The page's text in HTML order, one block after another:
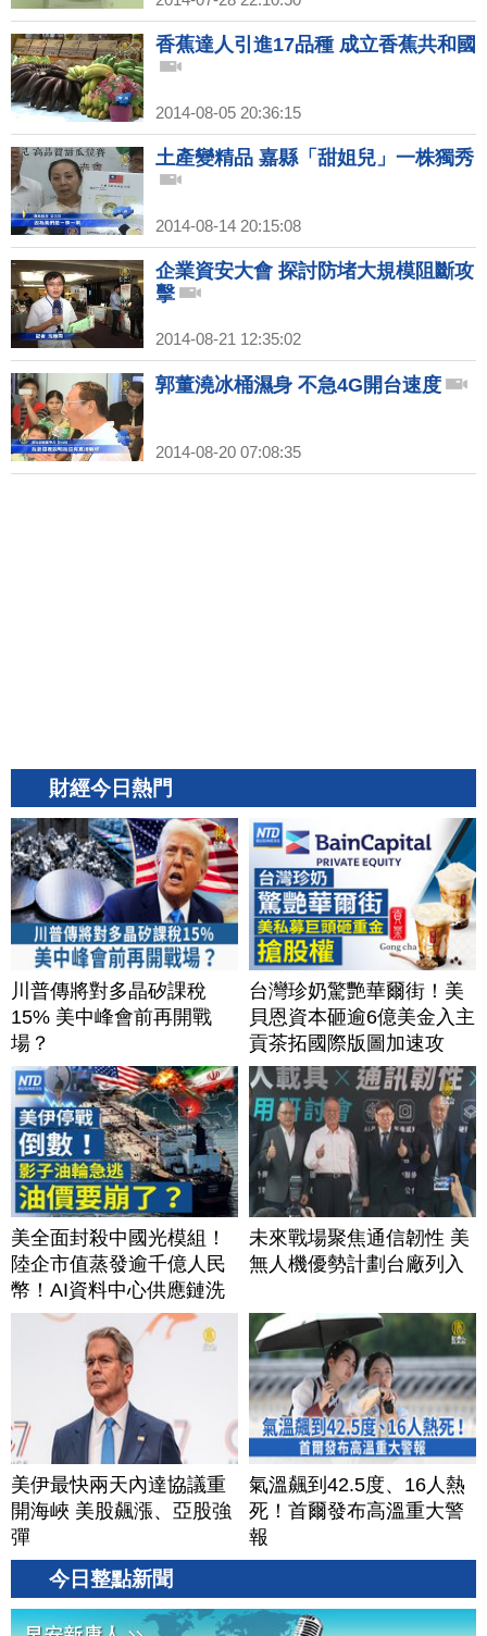
香蕉達人引進17品種 成立香蕉共和國
2014-08-05 20:36:15
土產變精品 嘉縣「甜姐兒」一株獨秀
2014-08-14 20:15:08
企業資安大會 探討防堵大規模阻斷攻
擊
2014-08-21 12:35:02
郭董澆冰桶濕身 不急4G開台速度
2014-08-20 07:08:35
財經今日熱門
川普傳將對多晶矽課稅
15% 美中峰會前再開戰
場？
台灣珍奶驚艷華爾街！美
貝恩資本砸逾6億美金入主
貢茶拓國際版圖加速攻
美？｜#財經新聞｜
20260806(四)
美全面封殺中國光模組！
陸企市值蒸發逾千億人民
幣！AI資料中心供應鏈洗
牌？台灣喜迎轉單！成關
鍵樞紐？｜#財經新聞
│20260805 (三)
未來戰場聚焦通信韌性 美
無人機優勢計劃台廠列入
美伊最快兩天內達協議重
開海峽 美股飆漲、亞股強
彈
氣溫飆到42.5度、16人熱
死！首爾發布高溫重大警
報
今日整點新聞